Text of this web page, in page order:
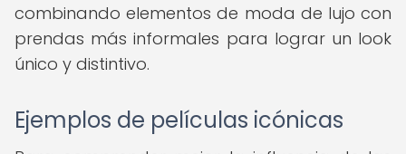
combinando elementos de moda de lujo con
prendas más informales para lograr un look
único y distintivo.
Ejemplos de películas icónicas